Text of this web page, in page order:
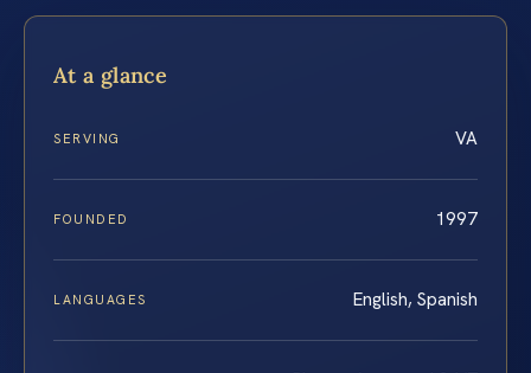
At a glance
SERVING VA
FOUNDED 1997
LANGUAGES English, Spanish